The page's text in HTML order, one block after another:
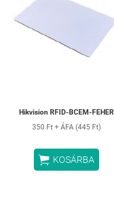
Hikvision RFID-BCEM-FEHER
350 Ft + ÁFA (445 Ft)
 KOSÁRBA